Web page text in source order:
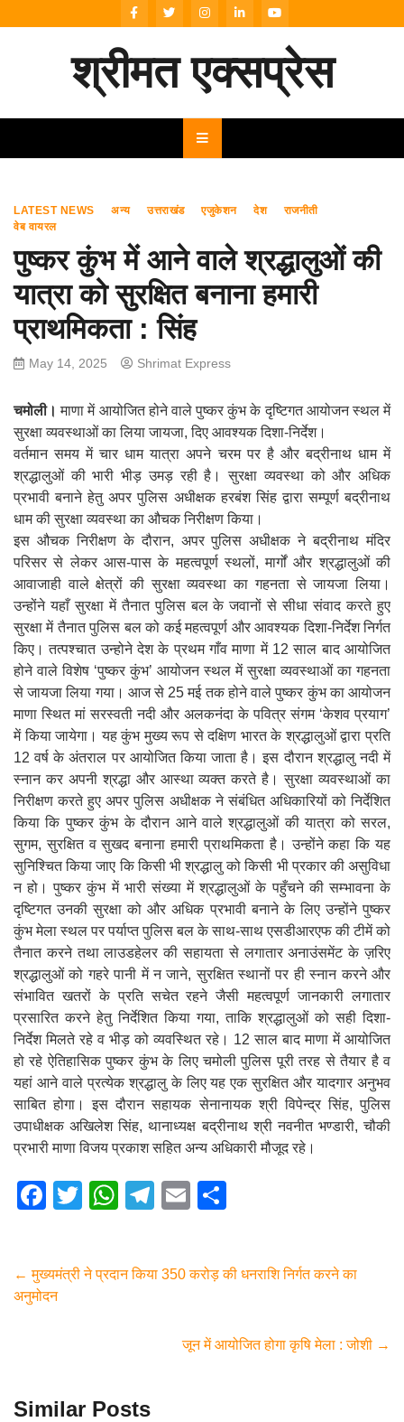
to
श्रीमत एक्सप्रेस
LATEST NEWS अन्य उत्तराखंड एजुकेशन देश
राजनीती
वेब वायरल
पुष्कर कुंभ में आने वाले श्रद्धालुओं की
यात्रा को सुरक्षित बनाना हमारी
प्राथमिकता : सिंह
May 14, 2025 Shrimat Express
चमोली। माणा में आयोजित होने वाले पुष्कर कुंभ के दृष्टिगत आयोजन स्थल में
सुरक्षा व्यवस्थाओं का लिया जायजा, दिए आवश्यक दिशा-निर्देश।
वर्तमान समय में चार धाम यात्रा अपने चरम पर है और बद्रीनाथ धाम में
श्रद्धालुओं की भारी भीड़ उमड़ रही है। सुरक्षा व्यवस्था को और अधिक
प्रभावी बनाने हेतु अपर पुलिस अधीक्षक हरबंश सिंह द्वारा सम्पूर्ण बद्रीनाथ
धाम की सुरक्षा व्यवस्था का औचक निरीक्षण किया।
इस औचक निरीक्षण के दौरान, अपर पुलिस अधीक्षक ने बद्रीनाथ मंदिर
परिसर से लेकर आस-पास के महत्वपूर्ण स्थलों, मार्गों और श्रद्धालुओं की
आवाजाही वाले क्षेत्रों की सुरक्षा व्यवस्था का गहनता से जायजा लिया।
उन्होंने यहाँ सुरक्षा में तैनात पुलिस बल के जवानों से सीधा संवाद करते हुए
सुरक्षा में तैनात पुलिस बल को कई महत्वपूर्ण और आवश्यक दिशा-निर्देश निर्गत
किए। तत्पश्चात उन्होने देश के प्रथम गाँव माणा में 12 साल बाद आयोजित
होने वाले विशेष ‘पुष्कर कुंभ’ आयोजन स्थल में सुरक्षा व्यवस्थाओं का गहनता
से जायजा लिया गया। आज से 25 मई तक होने वाले पुष्कर कुंभ का आयोजन
माणा स्थित मां सरस्वती नदी और अलकनंदा के पवित्र संगम ‘केशव प्रयाग’
में किया जायेगा। यह कुंभ मुख्य रूप से दक्षिण भारत के श्रद्धालुओं द्वारा प्रति
12 वर्ष के अंतराल पर आयोजित किया जाता है। इस दौरान श्रद्धालु नदी में
स्नान कर अपनी श्रद्धा और आस्था व्यक्त करते है। सुरक्षा व्यवस्थाओं का
निरीक्षण करते हुए अपर पुलिस अधीक्षक ने संबंधित अधिकारियों को निर्देशित
किया कि पुष्कर कुंभ के दौरान आने वाले श्रद्धालुओं की यात्रा को सरल,
सुगम, सुरक्षित व सुखद बनाना हमारी प्राथमिकता है। उन्होंने कहा कि यह
सुनिश्चित किया जाए कि किसी भी श्रद्धालु को किसी भी प्रकार की असुविधा
न हो। पुष्कर कुंभ में भारी संख्या में श्रद्धालुओं के पहुँचने की सम्भावना के
दृष्टिगत उनकी सुरक्षा को और अधिक प्रभावी बनाने के लिए उन्होंने पुष्कर
कुंभ मेला स्थल पर पर्याप्त पुलिस बल के साथ-साथ एसडीआरएफ की टीमें को
तैनात करने तथा लाउडहेलर की सहायता से लगातार अनाउंसमेंट के ज़रिए
श्रद्धालुओं को गहरे पानी में न जाने, सुरक्षित स्थानों पर ही स्नान करने और
संभावित खतरों के प्रति सचेत रहने जैसी महत्वपूर्ण जानकारी लगातार
प्रसारित करने हेतु निर्देशित किया गया, ताकि श्रद्धालुओं को सही दिशा-
निर्देश मिलते रहे व भीड़ को व्यवस्थित रहे। 12 साल बाद माणा में आयोजित
हो रहे ऐतिहासिक पुष्कर कुंभ के लिए चमोली पुलिस पूरी तरह से तैयार है व
यहां आने वाले प्रत्येक श्रद्धालु के लिए यह एक सुरक्षित और यादगार अनुभव
साबित होगा। इस दौरान सहायक सेनानायक श्री विपेन्द्र सिंह, पुलिस
उपाधीक्षक अखिलेश सिंह, थानाध्यक्ष बद्रीनाथ श्री नवनीत भण्डारी, चौकी
प्रभारी माणा विजय प्रकाश सहित अन्य अधिकारी मौजूद रहे।
F
e
b
k
T
er
W
s
T
gr
E
e
← मुख्यमंत्री ने प्रदान किया 350 करोड़ की धनराशि निर्गत करने का
अनुमोदन
जून में आयोजित होगा कृषि मेला : जोशी →
Similar Posts